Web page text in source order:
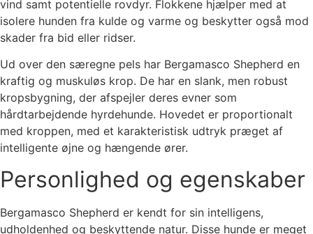
vind samt potentielle rovdyr. Flokkene hjælper med at
isolere hunden fra kulde og varme og beskytter også mod
skader fra bid eller ridser.
Ud over den særegne pels har Bergamasco Shepherd en
kraftig og muskuløs krop. De har en slank, men robust
kropsbygning, der afspejler deres evner som
hårdtarbejdende hyrdehunde. Hovedet er proportionalt
med kroppen, med et karakteristisk udtryk præget af
intelligente øjne og hængende ører.
Personlighed og egenskaber
Bergamasco Shepherd er kendt for sin intelligens,
udholdenhed og beskyttende natur. Disse hunde er meget